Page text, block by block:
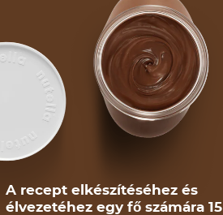
A recept elkészítéséhez és
élvezetéhez egy fő számára 15